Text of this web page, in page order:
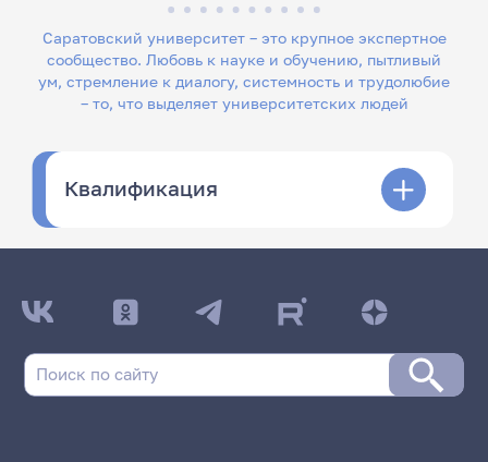
Саратовский университет – это крупное экспертное
сообщество. Любовь к науке и обучению, пытливый
ум, стремление к диалогу, системность и трудолюбие
– то, что выделяет университетских людей
Квалификация